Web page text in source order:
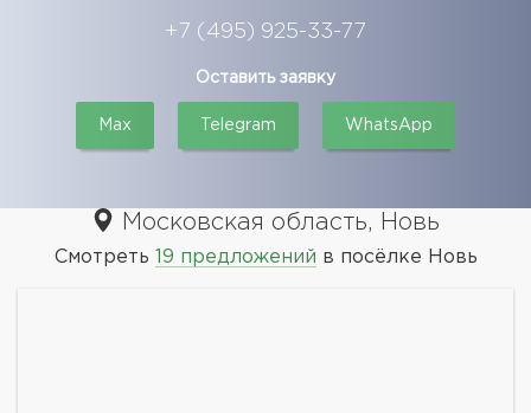
+7 (495) 925-33-77
Оставить заявку
Max Telegram WhatsApp
Московская область, Новь
Смотреть 19 предложений в посёлке Новь